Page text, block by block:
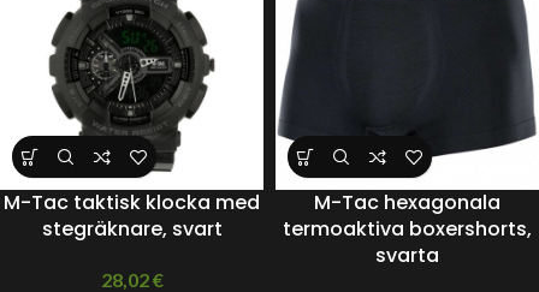
M-Tac taktisk klocka med
stegräknare, svart
28,02€
M-Tac hexagonala
termoaktiva boxershorts,
svarta